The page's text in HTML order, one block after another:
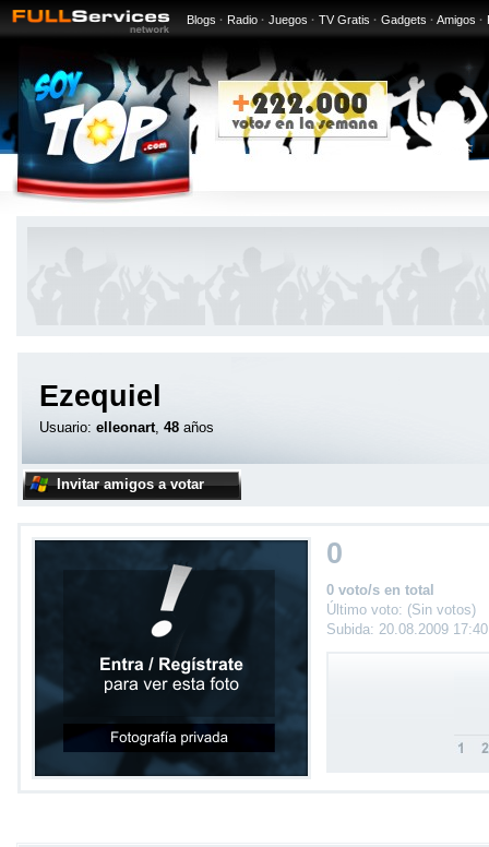
Blogs · Radio · Juegos · TV Gratis · Gadgets · Amigos ·
Ezequiel
Usuario: elleonart, 48 años
Invitar amigos a votar
0
0 voto/s en total
Último voto: (Sin votos)
Subida: 20.08.2009